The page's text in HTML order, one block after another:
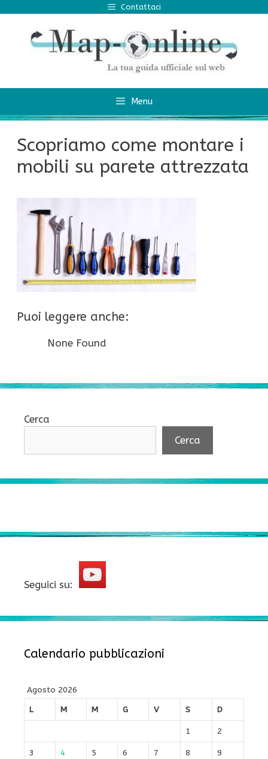
contenuto
Contattaci
Menu
Scopriamo come montare i
mobili su parete attrezzata
Puoi leggere anche:
None Found
Cerca
Cerca
Seguici su:
Calendario pubblicazioni
Agosto 2026
L
M M G V S D
1 2
3 4 5 6 7 8 9